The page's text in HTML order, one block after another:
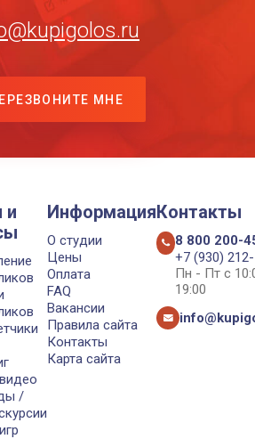
МНЕ
и
/
Информация
О студии
Цены
Оплата
FAQ
Вакансии
Правила сайта
Контакты
Карта сайта
Контакты
8 800 200-
+7 (930)
Пн - Пт с
19:00